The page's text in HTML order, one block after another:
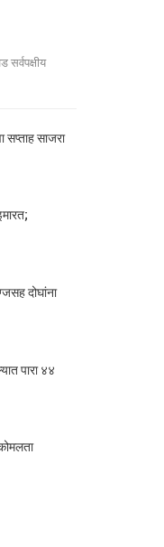
साजरा
दोघांना
पारा ४४